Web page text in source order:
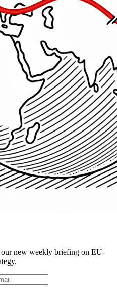
new weekly briefing on EU-